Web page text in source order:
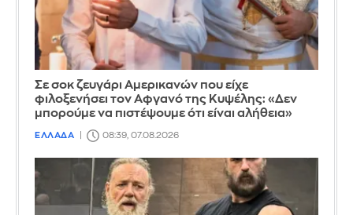
Σε σοκ ζευγάρι Αμερικανών που είχε
φιλοξενήσει τον Αφγανό της Κυψέλης: «Δεν
μπορούμε να πιστέψουμε ότι είναι αλήθεια»
ΕΛΛΑΔΑ 08:39, 07.08.2026